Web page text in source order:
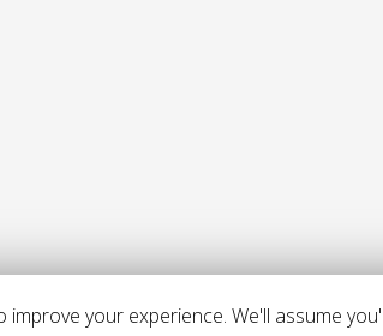
your experience. We'll assume